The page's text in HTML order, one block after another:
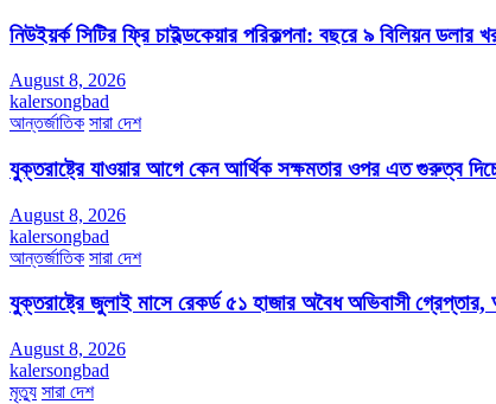
নিউইয়র্ক সিটির ফ্রি চাইল্ডকেয়ার পরিকল্পনা: বছরে ৯ বিলিয়ন
August 8, 2026
kalersongbad
আন্তর্জাতিক সারা দেশ
যুক্তরাষ্ট্রে যাওয়ার আগে কেন আর্থিক সক্ষমতার ওপর এত গুরুত্ব
August 8, 2026
kalersongbad
আন্তর্জাতিক সারা দেশ
যুক্তরাষ্ট্রে জুলাই মাসে রেকর্ড ৫১ হাজার অবৈধ অভিবাসী
August 8, 2026
kalersongbad
মৃত্যু সারা দেশ